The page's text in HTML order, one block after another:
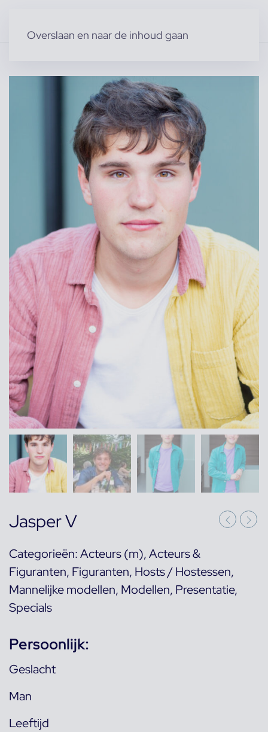
Overslaan en naar de inhoud gaan
Jasper V
Categorieën:Acteurs (m),Acteurs &
Figuranten, Figuranten, Hosts / Hostessen,
Mannelijke modellen, Modellen, Presentatie,
Specials
Persoonlijk:
Geslacht
Man
Leeftijd